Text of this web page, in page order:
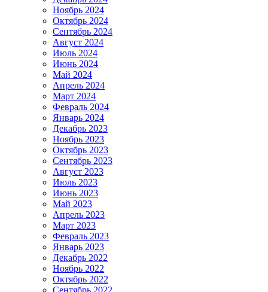
Ноябрь 2024
Октябрь 2024
Сентябрь 2024
Август 2024
Июль 2024
Июнь 2024
Май 2024
Апрель 2024
Март 2024
Февраль 2024
Январь 2024
Декабрь 2023
Ноябрь 2023
Октябрь 2023
Сентябрь 2023
Август 2023
Июль 2023
Июнь 2023
Май 2023
Апрель 2023
Март 2023
Февраль 2023
Январь 2023
Декабрь 2022
Ноябрь 2022
Октябрь 2022
Сентябрь 2022